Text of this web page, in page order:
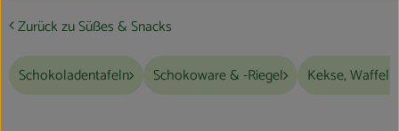
Bio-Kochkisten
Zurück zu Süßes & Snacks
Schokoladentafeln Schokoware & -Riegel Kekse,